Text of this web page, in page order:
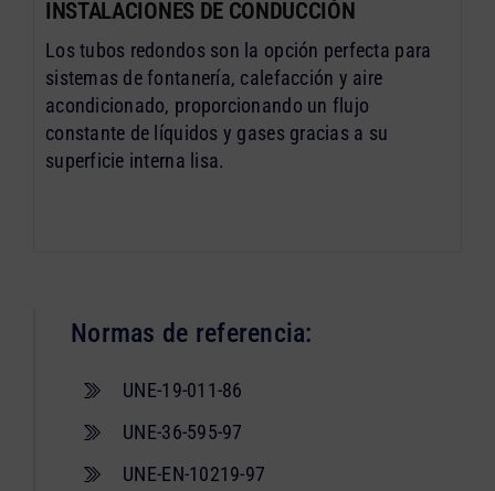
INSTALACIONES DE CONDUCCIÓN
Los tubos redondos son la opción perfecta para
sistemas de fontanería, calefacción y aire
acondicionado, proporcionando un flujo
constante de líquidos y gases gracias a su
superficie interna lisa.
Normas de referencia:
UNE-19-011-86
UNE-36-595-97
UNE-EN-10219-97